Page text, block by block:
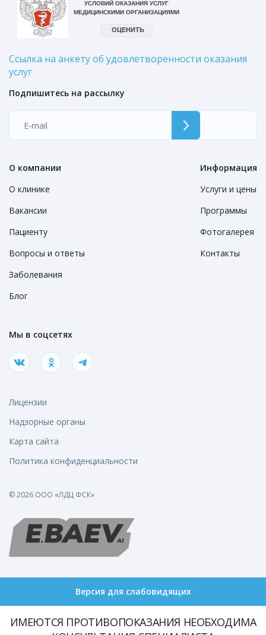
Ссылка на анкету об удовлетворенности оказания
услуг
О компании
О клинике
Вакансии
Пациенту
Вопросы и ответы
Заболевания
Блог
Информация
Услуги и цены
Программы
Фотогалерея
Контакты
Подпишитесь на рассылку
Мы в соцсетях
Лицензии
Надзорные органы
Карта сайта
Политика конфиденциальности
© 2026 ООО «ЛДЦ ФСК»
Версия для слабовидящих
ИМЕЮТСЯ ПРОТИВОПОКАЗАНИЯ НЕОБХОДИМА